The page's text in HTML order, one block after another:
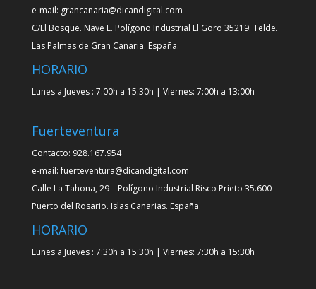
e-mail: grancanaria@dicandigital.com
C/El Bosque. Nave E. Polígono Industrial El Goro 35219. Telde.
Las Palmas de Gran Canaria. España.
HORARIO
Lunes a Jueves : 7:00h a 15:30h | Viernes: 7:00h a 13:00h
Fuerteventura
Contacto: 928.167.954
e-mail: fuerteventura@dicandigital.com
Calle La Tahona, 29 – Polígono Industrial Risco Prieto 35.600
Puerto del Rosario. Islas Canarias. España.
HORARIO
Lunes a Jueves : 7:30h a 15:30h | Viernes: 7:30h a 15:30h